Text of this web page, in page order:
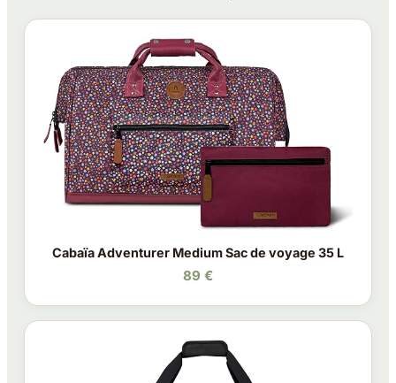
Cabaïa Adventurer Medium Sac de voyage 35 L
89 €